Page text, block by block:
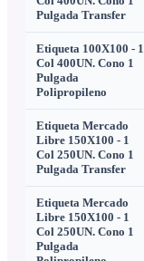
Pulgada Transfer
Etiqueta 100X100 - 1
Col 400UN. Cono 1
Pulgada
Polipropileno
Etiqueta Mercado
Libre 150X100 - 1
Col 250UN. Cono 1
Pulgada Transfer
Etiqueta Mercado
Libre 150X100 - 1
Col 250UN. Cono 1
Pulgada